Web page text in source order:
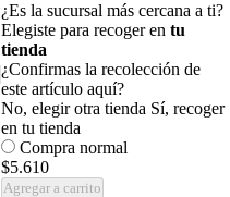
¿Es la sucursal más cercana a ti?
Elegiste para recoger en tu
tienda
¿Confirmas la recolección de
este artículo aquí?
No, elegir otra tienda Sí, recoger
en tu tienda
Compra normal
$5.610
Agregar a carrito